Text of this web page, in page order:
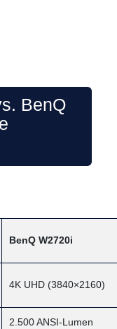
BenQ
BenQ W2720i
4K UHD (3840×2160)
2.500 ANSI-Lumen